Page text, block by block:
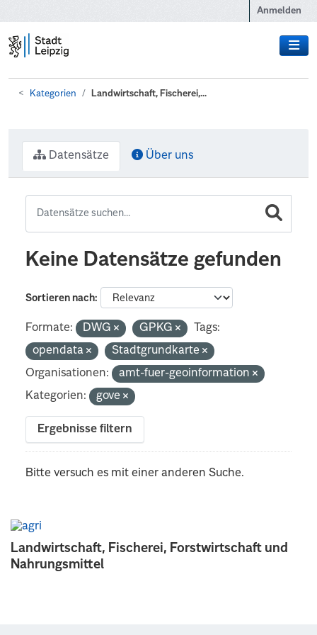
Anmelden
Kategorien Landwirtschaft, Fischerei,...
Landwirtschaft, Fischerei, Forstwirtschaft und
Nahrungsmittel
Datensätze Über uns
Keine Datensätze gefunden
Sortieren nach
Formate: DWG GPKG
Tags:
opendata
Stadtgrundkarte
Organisationen:
amt-fuer-geoinformation
Kategorien:
gove
Ergebnisse filtern
Bitte versuch es mit einer anderen Suche.